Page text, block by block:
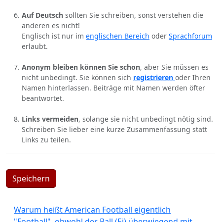
Auf Deutsch sollten Sie schreiben, sonst verstehen die
anderen es nicht!
Englisch ist nur im englischen Bereich oder Sprachforum
erlaubt.
Anonym bleiben können Sie schon, aber Sie müssen es
nicht unbedingt. Sie können sich registrieren oder Ihren
Namen hinterlassen. Beiträge mit Namen werden öfter
beantwortet.
Links vermeiden, solange sie nicht unbedingt nötig sind.
Schreiben Sie lieber eine kurze Zusammenfassung statt
Links zu teilen.
Speichern
Warum heißt American Football eigentlich